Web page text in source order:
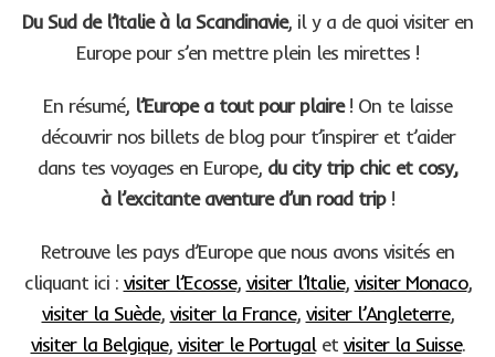
Du Sud de l’Italie à la Scandinavie, il y a de quoi visiter en
Europe pour s’en mettre plein les mirettes !
En résumé, l’Europe a tout pour plaire! On te laisse
découvrir nos billets de blog pour t’inspirer et t’aider
dans tes voyages en Europe, du city trip chic et cosy,
à l’excitante aventure d’un road trip!
Retrouve les pays d’Europe que nous avons visités en
cliquant ici : visiter l’Ecosse, visiter l’Italie, visiter Monaco,
visiter la Suède, visiter la France, visiter l’Angleterre,
visiter la Belgique, visiter le Portugalet visiter la Suisse.